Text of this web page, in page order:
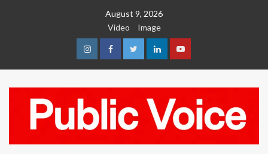
August 9, 2026
Video
Image
InstagramFacebookTwitterLinkedinYoutube